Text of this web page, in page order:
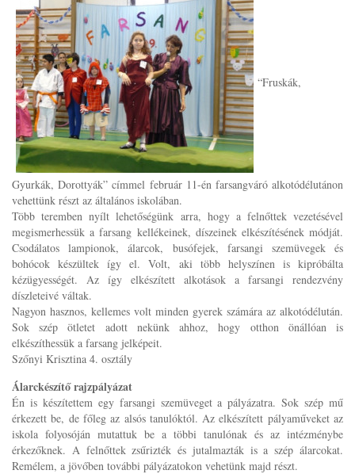
“Fruskák,
Gyurkák, Dorottyák” címmel február 11-én farsangváró alkotódélutánon
vehettünk részt az általános iskolában.
Több teremben nyílt lehetőségünk arra, hogy a felnőttek vezetésével
megismerhessük a farsang kellékeinek, díszeinek elkészítésének módját.
Csodálatos lampionok, álarcok, busófejek, farsangi szemüvegek és
bohócok készültek így el. Volt, aki több helyszínen is kipróbálta
kézügyességét. Az így elkészített alkotások a farsangi rendezvény
díszleteivé váltak.
Nagyon hasznos, kellemes volt minden gyerek számára az alkotódélután.
Sok szép ötletet adott nekünk ahhoz, hogy otthon önállóan is
elkészíthessük a farsang jelképeit.
Szőnyi Krisztina 4. osztály
Álarckészítő rajzpályázat
Én is készítettem egy farsangi szemüveget a pályázatra. Sok szép mű
érkezett be, de főleg az alsós tanulóktól. Az elkészített pályaműveket az
iskola folyosóján mutattuk be a többi tanulónak és az intézménybe
érkezőknek. A felnőttek zsűrizték és jutalmazták is a szép álarcokat.
Remélem, a jövőben további pályázatokon vehetünk majd részt.